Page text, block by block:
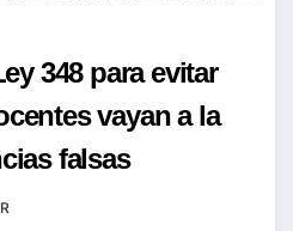
348 para evitar
vayan a la
falsas